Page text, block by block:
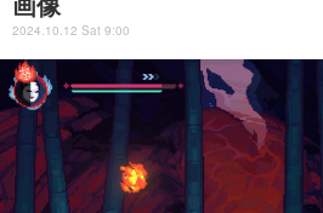
2024.10.12 Sat 9:00